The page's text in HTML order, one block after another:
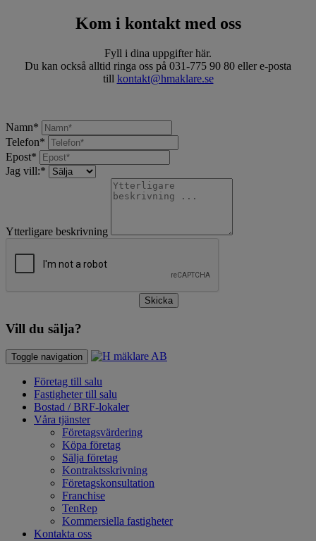
Kom i kontakt med oss
Fyll i dina uppgifter här.
Du kan också alltid ringa oss på 031-775 90 80 eller e-posta
till kontakt@hmaklare.se
Namn*
Telefon*
Epost*
Jag vill:*
Ytterligare beskrivning
Skicka
Vill du sälja?
Toggle navigation
Företag till salu
Fastigheter till salu
Bostad / BRF-lokaler
Våra tjänster
Företagsvärdering
Köpa företag
Sälja företag
Kontraktsskrivning
Företagskonsultation
Franchise
TenRep
Kommersiella fastigheter
Kontakta oss